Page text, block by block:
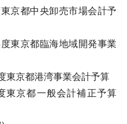
京都中央卸売市場会計予
東京都臨海地域開発事業
京都港湾事業会計予算
京都一般会計補正予算